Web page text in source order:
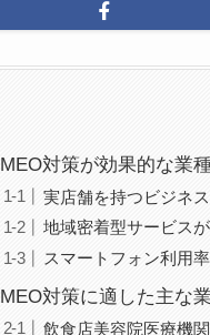
MEO対策が効果的な業
実店舗を持つビジネ
地域密着型サービス
スマートフォン利用
MEO対策に適した主な
飲食店美容院医療機